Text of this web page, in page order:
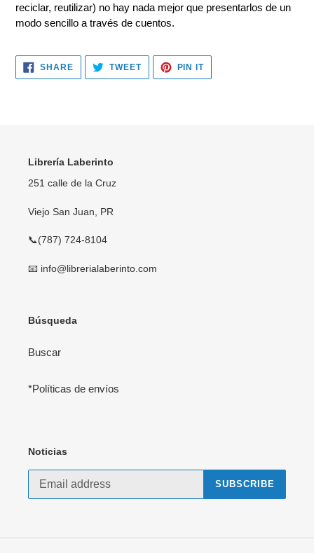
reciclar, reutilizar) no hay nada mejor que presentarlos de un
modo sencillo a través de cuentos.
SHARESHARE
ON
FACEBOOK
TWEETTWEET
TWITTER
PIN ITPIN
PINTEREST
Librería Laberinto
251 calle de la Cruz
Viejo San Juan, PR
📞(787) 724-8104
📧 info@librerialaberinto.com
Búsqueda
Buscar
*Políticas de envíos
Noticias
SUBSCRIBE